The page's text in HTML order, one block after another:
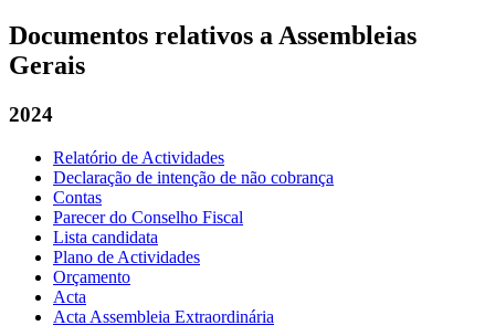
Documentos relativos a Assembleias
Gerais
2024
Relatório de Actividades
Declaração de intenção de não cobrança
Contas
Parecer do Conselho Fiscal
Lista candidata
Plano de Actividades
Orçamento
Acta
Acta Assembleia Extraordinária